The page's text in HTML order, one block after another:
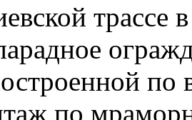
трассе
по
по